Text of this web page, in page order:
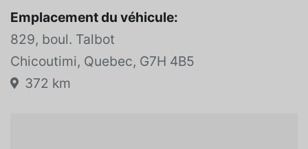
VOIR L'INVENTAIRE
Emplacement du véhicule:
829, boul. Talbot